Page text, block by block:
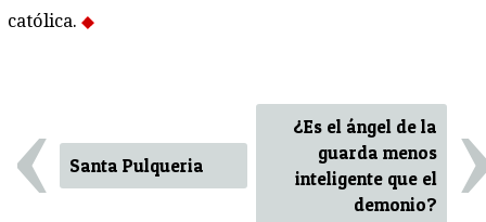
católica.
‹ Santa Pulqueria
¿Es el ángel de la
guarda menos
inteligente que el
demonio?